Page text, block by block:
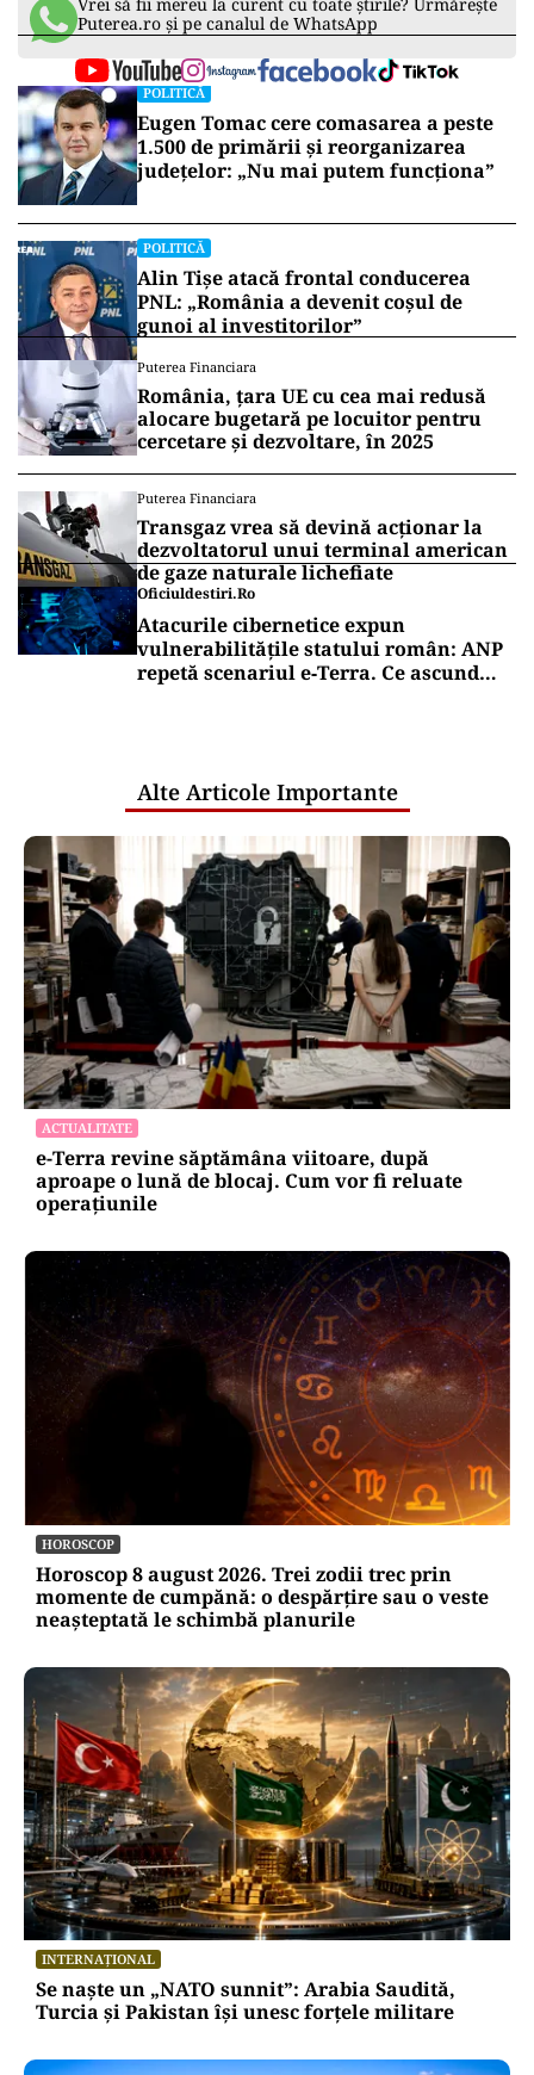
Puterea.ro și pe canalul de WhatsApp
POLITICĂ
Eugen Tomac cere comasarea a peste
1.500 de primării și reorganizarea
județelor: „Nu mai putem funcționa”
POLITICĂ
Alin Tișe atacă frontal conducerea
PNL: „România a devenit coșul de
gunoi al investitorilor”
Puterea Financiara
România, țara UE cu cea mai redusă
alocare bugetară pe locuitor pentru
cercetare și dezvoltare, în 2025
Puterea Financiara
Transgaz vrea să devină acționar la
dezvoltatorul unui terminal american
de gaze naturale lichefiate
Oficiuldestiri.ro
Atacurile cibernetice expun
vulnerabilitățile statului român: ANP
repetă scenariul e‑Terra. Ce ascund
Alte Articole Importante
ACTUALITATE
e-Terra revine săptămâna viitoare, după
aproape o lună de blocaj. Cum vor fi reluate
operațiunile
HOROSCOP
Horoscop 8 august 2026. Trei zodii trec prin
momente de cumpănă: o despărțire sau o veste
neașteptată le schimbă planurile
INTERNAȚIONAL
Se naște un „NATO sunnit”: Arabia Saudită,
Turcia și Pakistan își unesc forțele militare